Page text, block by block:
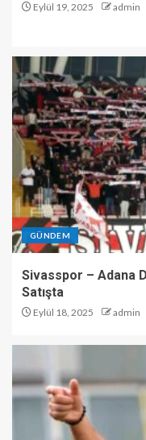
Eylül 19, 2025 admin
GÜNDEM
Sivasspor – Adana
Satışta
Eylül 18, 2025 admin